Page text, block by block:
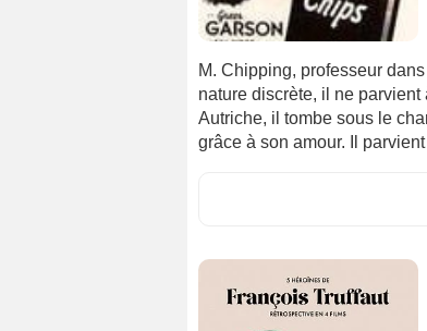
M. Chipping, professeur
nature discrète, il ne
Autriche, il tombe sous le
grâce à son amour. Il